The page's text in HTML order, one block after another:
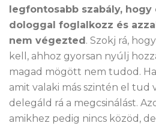
legfontosabb szabály,
dologgal foglalkozz és
nem végezted. Szokj rá,
kell, ahhoz gyorsan nyúlj
magad mögött nem tudod.
amit valaki más szintén el tud
delegáld rá a megcsinálást.
amikhez pedig nincs közöd,